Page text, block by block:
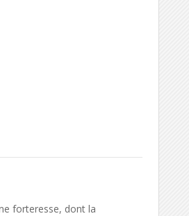
forteresse, dont la